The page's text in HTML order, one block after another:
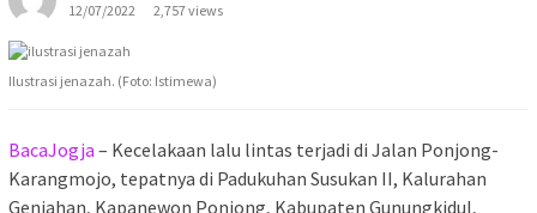
12/07/2022
2,757 views
Ilustrasi jenazah. (Foto: Istimewa)
BacaJogja – Kecelakaan lalu lintas terjadi di Jalan Ponjong-
Karangmojo, tepatnya di Padukuhan Susukan II, Kalurahan
Genjahan, Kapanewon Ponjong, Kabupaten Gunungkidul,